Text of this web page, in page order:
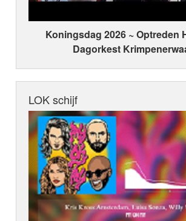
Koningsdag 2026 ~ Optreden
Dagorkest
LOK schijf